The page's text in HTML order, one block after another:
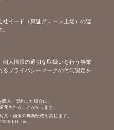
社イード（東証グロース上場）の運
個人情報の適切な取扱いを行う事業
るプライバシーマークの付与認定を
入、契約した場合に、
元されることがあります。
真・画像の無断転載を禁じます。
IID, Inc.